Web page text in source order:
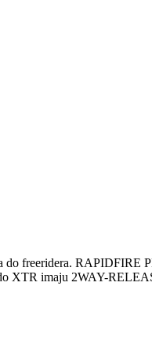
freeridera. RAPIDFIRE
XTR imaju 2WAY-